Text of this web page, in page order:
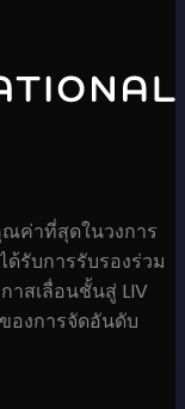
ค่าที่สุดในวงการ
รับการรับรองร่วม
าสเลื่อนชั้นสู่ LIV
องการจัดอันดับ